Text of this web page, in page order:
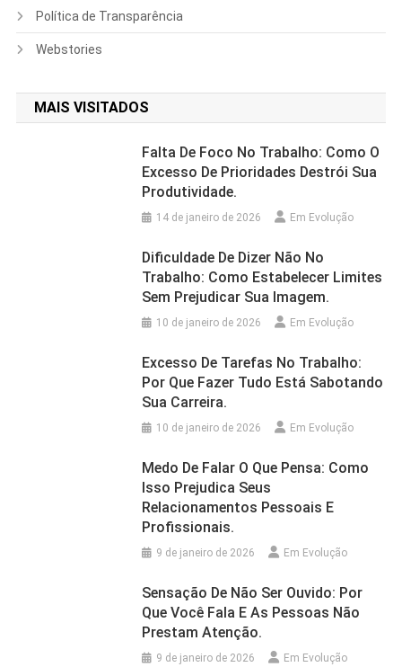
Política de Transparência
Webstories
MAIS VISITADOS
Falta De Foco No Trabalho: Como O
Excesso De Prioridades Destrói Sua
Produtividade.
14 de janeiro de 2026 Em Evolução
Dificuldade De Dizer Não No
Trabalho: Como Estabelecer Limites
Sem Prejudicar Sua Imagem.
10 de janeiro de 2026 Em Evolução
Excesso De Tarefas No Trabalho:
Por Que Fazer Tudo Está Sabotando
Sua Carreira.
10 de janeiro de 2026 Em Evolução
Medo De Falar O Que Pensa: Como
Isso Prejudica Seus
Relacionamentos Pessoais E
Profissionais.
9 de janeiro de 2026 Em Evolução
Sensação De Não Ser Ouvido: Por
Que Você Fala E As Pessoas Não
Prestam Atenção.
9 de janeiro de 2026 Em Evolução